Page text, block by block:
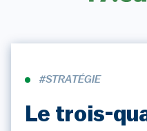
#STRATÉGIE
Le trois-